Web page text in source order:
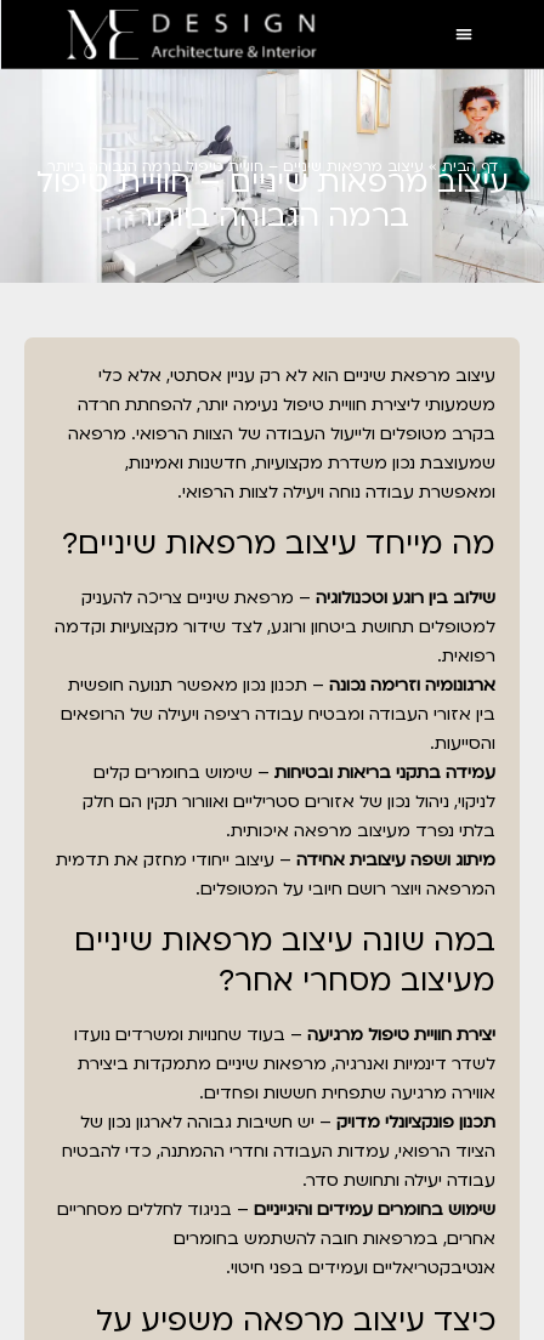
דף הבית» עיצוב מרפאות שיניים – חוויית טיפול ברמה הגבוהה ביותר
עיצוב מרפאות שיניים – חוויית טיפול
ברמה הגבוהה ביותר
עיצוב מרפאת שיניים הוא לא רק עניין אסתטי, אלא כלי
משמעותי ליצירת חוויית טיפול נעימה יותר, להפחתת חרדה
בקרב מטופלים ולייעול העבודה של הצוות הרפואי. מרפאה
שמעוצבת נכון משדרת מקצועיות, חדשנות ואמינות,
ומאפשרת עבודה נוחה ויעילה לצוות הרפואי.
מה מייחד עיצוב מרפאות שיניים?
שילוב בין רוגע וטכנולוגיה – מרפאת שיניים צריכה להעניק
למטופלים תחושת ביטחון ורוגע, לצד שידור מקצועיות וקדמה
רפואית.
ארגונומיה וזרימה נכונה – תכנון נכון מאפשר תנועה חופשית
בין אזורי העבודה ומבטיח עבודה רציפה ויעילה של הרופאים
והסייעות.
עמידה בתקני בריאות ובטיחות – שימוש בחומרים קלים
לניקוי, ניהול נכון של אזורים סטריליים ואוורור תקין הם חלק
בלתי נפרד מעיצוב מרפאה איכותית.
מיתוג ושפה עיצובית אחידה – עיצוב ייחודי מחזק את תדמית
המרפאה ויוצר רושם חיובי על המטופלים.
במה שונה עיצוב מרפאות שיניים
מעיצוב מסחרי אחר?
יצירת חוויית טיפול מרגיעה – בעוד שחנויות ומשרדים נועדו
לשדר דינמיות ואנרגיה, מרפאות שיניים מתמקדות ביצירת
אווירה מרגיעה שתפחית חששות ופחדים.
תכנון פונקציונלי מדויק – יש חשיבות גבוהה לארגון נכון של
הציוד הרפואי, עמדות העבודה וחדרי ההמתנה, כדי להבטיח
עבודה יעילה ותחושת סדר.
שימוש בחומרים עמידים והיגייניים – בניגוד לחללים מסחריים
אחרים, במרפאות חובה להשתמש בחומרים
אנטיבקטריאליים ועמידים בפני חיטוי.
כיצד עיצוב מרפאה משפיע על